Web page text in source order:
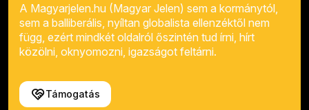
A Magyarjelen.hu (Magyar Jelen) sem a kormánytól,
sem a balliberális, nyíltan globalista ellenzéktől nem
függ, ezért mindkét oldalról őszintén tud írni, hírt
közölni, oknyomozni, igazságot feltárni.
Támogatás